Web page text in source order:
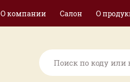
О компании Салон О